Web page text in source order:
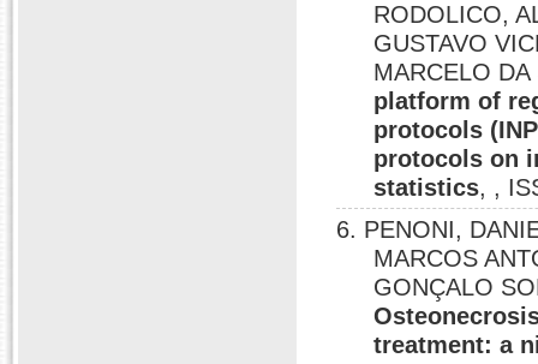
RODOLICO,
GUSTAVO
MARCELO
platform of
protocols
protocols on
statistics, ,
6. PENONI,
MARCOS
GONÇALO
treatment: a